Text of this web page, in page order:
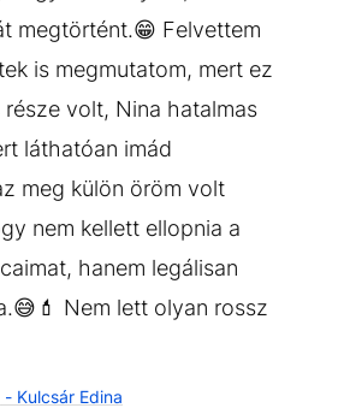
megtörtént.😁 Felvettem
is megmutatom, mert ez
volt, Nina hatalmas
láthatóan imád
meg külön öröm volt
nem kellett ellopnia a
hanem legálisan
Nem lett olyan rossz
Kulcsár Edina